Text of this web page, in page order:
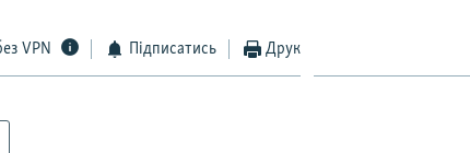
VPN Підписатись Друк